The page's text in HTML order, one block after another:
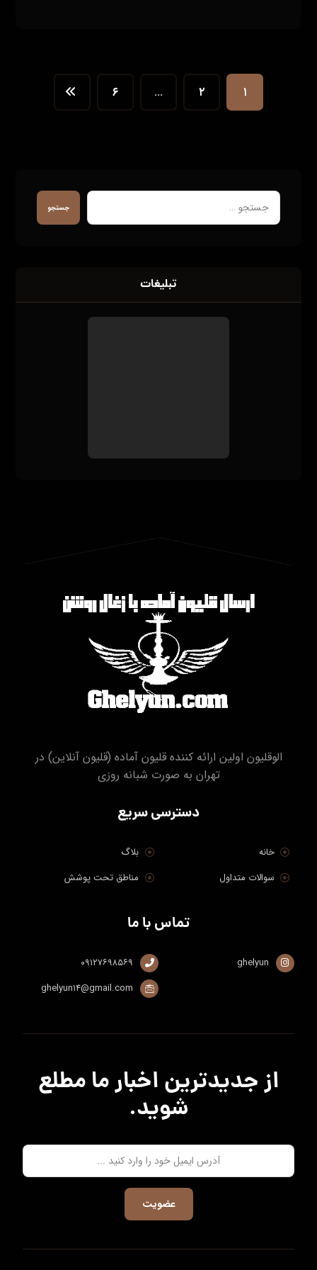
۱ ۲ … ۶
جستجو
تبلیغات
الوقلیون اولین ارائه کننده قلیون آماده (قلیون آنلاین) در
تهران به صورت شبانه روزی
دسترسی سریع
خانه
بلاگ
سوالات متداول
مناطق تحت پوشش
تماس با ما
۰۹۱۲۷۶۹۸۵۶۹
ghelyun
ghelyun۱۴@gmail.com
از جدیدترین اخبار ما مطلع
شوید.
عضویت